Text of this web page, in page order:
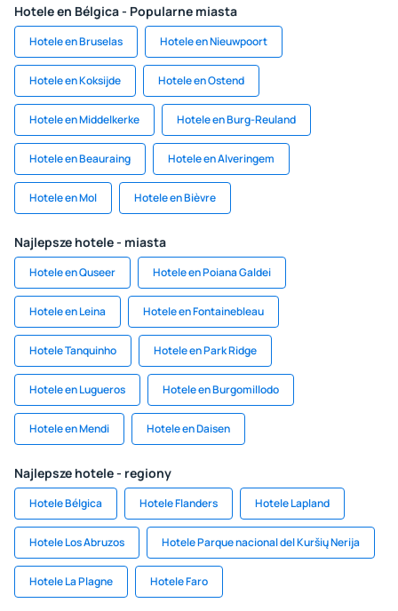
Hotele en Bélgica - Popularne miasta
Hotele en Bruselas Hotele en Nieuwpoort
Hotele en Koksijde Hotele en Ostend
Hotele en Middelkerke Hotele en Burg-Reuland
Hotele en Beauraing Hotele en Alveringem
Hotele en Mol Hotele en Bièvre
Najlepsze hotele - miasta
Hotele en Quseer Hotele en Poiana Galdei
Hotele en Leina Hotele en Fontainebleau
Hotele Tanquinho Hotele en Park Ridge
Hotele en Lugueros Hotele en Burgomillodo
Hotele en Mendi Hotele en Daisen
Najlepsze hotele - regiony
Hotele Bélgica Hotele Flanders Hotele Lapland
Hotele Los Abruzos Hotele Parque nacional del Kuršių Nerija
Hotele La Plagne Hotele Faro